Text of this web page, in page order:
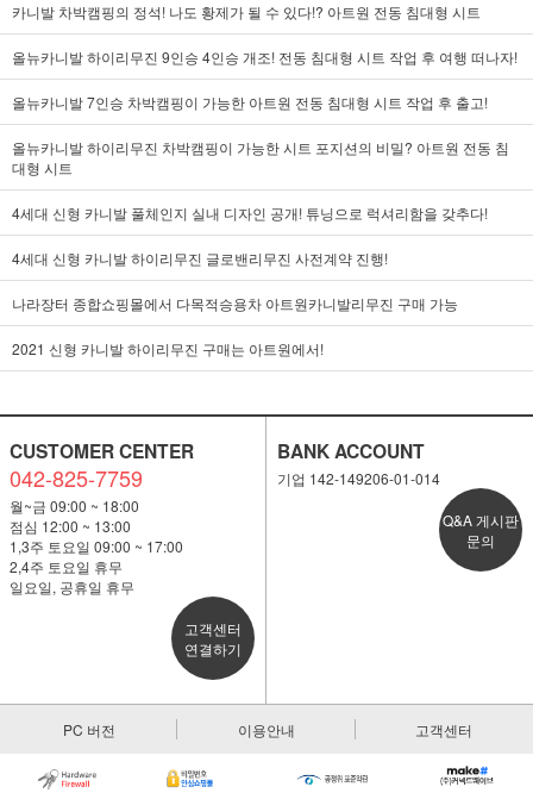
카니발 차박캠핑의 정석! 나도 황제가 될 수 있다!? 아트원 전동 침대형 시트
올뉴카니발 하이리무진 9인승 4인승 개조! 전동 침대형 시트 작업 후 여행 떠나자!
올뉴카니발 7인승 차박캠핑이 가능한 아트원 전동 침대형 시트 작업 후 출고!
올뉴카니발 하이리무진 차박캠핑이 가능한 시트 포지션의 비밀? 아트원 전동 침
대형 시트
4세대 신형 카니발 풀체인지 실내 디자인 공개! 튜닝으로 럭셔리함을 갖추다!
4세대 신형 카니발 하이리무진 글로밴리무진 사전계약 진행!
나라장터 종합쇼핑몰에서 다목적승용차 아트원카니발리무진 구매 가능
2021 신형 카니발 하이리무진 구매는 아트원에서!
CUSTOMER CENTER
042-825-7759
월~금 09:00 ~ 18:00
점심 12:00 ~ 13:00
1,3주 토요일 09:00 ~ 17:00
2,4주 토요일 휴무
일요일, 공휴일 휴무
고객센터
연결하기
BANK ACCOUNT
기업 142-149206-01-014
Q&A 게시판
문의
PC 버전 이용안내 고객센터